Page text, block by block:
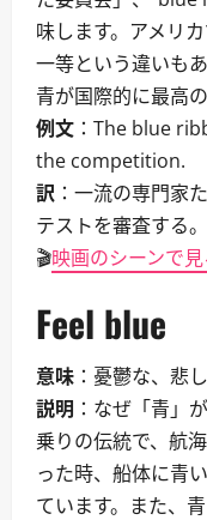
味します。アメリ
一等という違いも
青が国際的に最高
例文 ：The blue
the competition.
訳 ：一流の専門家
テストを審査する。
🎬映画のシーンで見
Feel blue
意味 ：憂鬱な、悲
説明 ：なぜ「青」
乗りの伝統で、航
った時、船体に青
ています。また、